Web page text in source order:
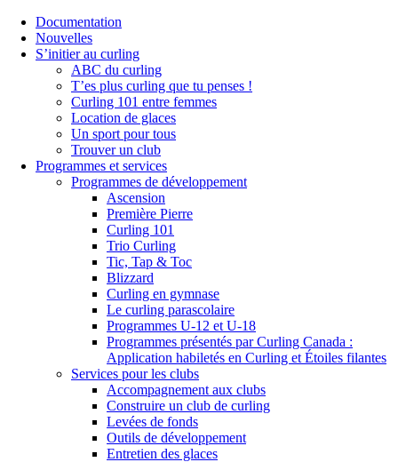
Documentation
Nouvelles
S’initier au curling
ABC du curling
T’es plus curling que tu penses !
Curling 101 entre femmes
Location de glaces
Un sport pour tous
Trouver un club
Programmes et services
Programmes de développement
Ascension
Première Pierre
Curling 101
Trio Curling
Tic, Tap & Toc
Blizzard
Curling en gymnase
Le curling parascolaire
Programmes U-12 et U-18
Programmes présentés par Curling Canada :
Application habiletés en Curling et Étoiles filantes
Services pour les clubs
Accompagnement aux clubs
Construire un club de curling
Levées de fonds
Outils de développement
Entretien des glaces